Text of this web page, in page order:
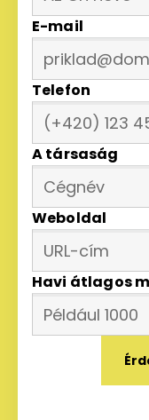
E-mail
Telefon
A társaság
Weboldal
Havi átlagos